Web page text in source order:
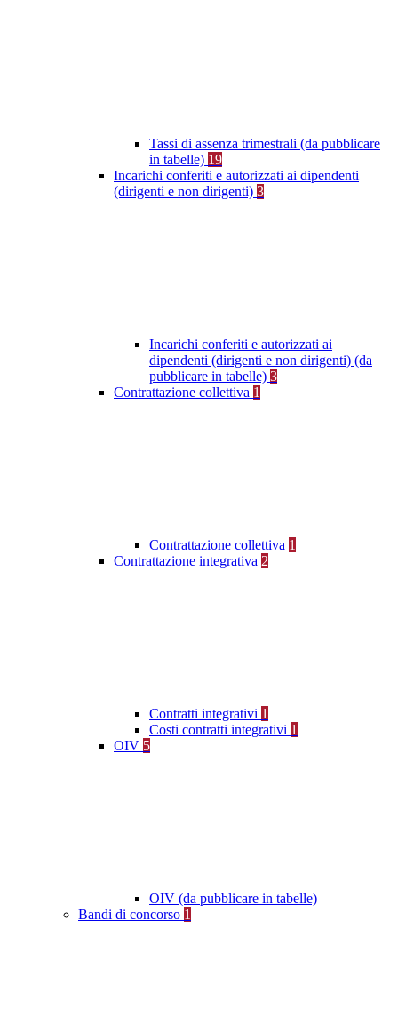
Tassi di assenza trimestrali (da pubblicare
in tabelle) 19
Incarichi conferiti e autorizzati ai dipendenti
(dirigenti e non dirigenti) 3
Incarichi conferiti e autorizzati ai
dipendenti (dirigenti e non dirigenti) (da
pubblicare in tabelle) 3
Contrattazione collettiva 1
Contrattazione collettiva 1
Contrattazione integrativa 2
Contratti integrativi 1
Costi contratti integrativi 1
OIV 5
OIV (da pubblicare in tabelle)
Bandi di concorso 1